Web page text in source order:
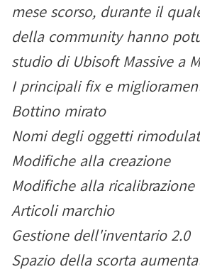
mese scorso, durante il
della community hanno
studio di Ubisoft Massive a
I principali fix e
Bottino mirato
Nomi degli oggetti
Modifiche alla creazione
Modifiche alla ricalibrazione
Articoli marchio
Gestione dell'inventario 2.0
Spazio della scorta